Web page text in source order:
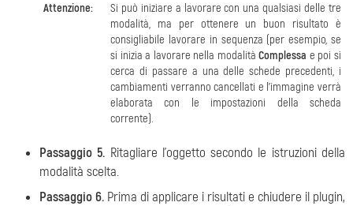
Attenzione:
Si può iniziare a lavorare con una qualsiasi delle tre
modalità, ma per ottenere un buon risultato è
consigliabile lavorare in sequenza (per esempio, se
si inizia a lavorare nella modalitàComplessa e poi si
cerca di passare a una delle schede precedenti, i
cambiamenti verranno cancellati e l’immagine verrà
elaborata con le impostazioni della scheda
corrente).
Passaggio 5. Ritagliare l’oggetto secondo le istruzioni della
modalità scelta.
Passaggio 6. Prima di applicare i risultati e chiudere il plugin,